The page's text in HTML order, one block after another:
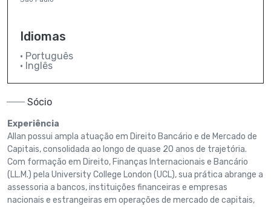
Idiomas
• Português
• Inglês
Sócio
Experiência
Allan possui ampla atuação em Direito Bancário e de Mercado de
Capitais, consolidada ao longo de quase 20 anos de trajetória.
Com formação em Direito, Finanças Internacionais e Bancário
(LL.M.) pela University College London (UCL), sua prática abrange a
assessoria a bancos, instituições financeiras e empresas
nacionais e estrangeiras em operações de mercado de capitais,